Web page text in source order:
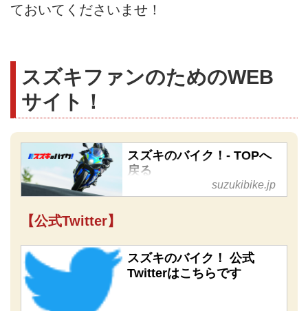
ておいてくださいませ！
スズキファンのためのWEB
サイト！
スズキのバイク！- TOPへ
戻る
suzukibike.jp
【公式Twitter】
スズキのバイク！ 公式
Twitterはこちらです